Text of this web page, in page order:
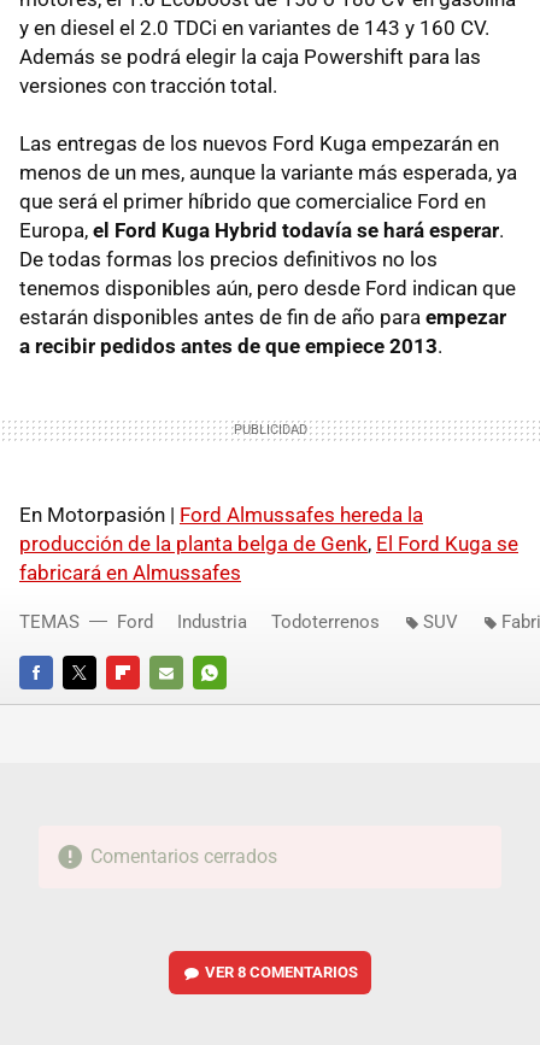
y en diesel el 2.0 TDCi en variantes de 143 y 160 CV.
Además se podrá elegir la caja Powershift para las
versiones con tracción total.
Las entregas de los nuevos Ford Kuga empezarán en
menos de un mes, aunque la variante más esperada, ya
que será el primer híbrido que comercialice Ford en
Europa, el Ford Kuga Hybrid todavía se hará esperar.
De todas formas los precios definitivos no los
tenemos disponibles aún, pero desde Ford indican que
estarán disponibles antes de fin de año para empezar
a recibir pedidos antes de que empiece 2013.
En Motorpasión | Ford Almussafes hereda la
producción de la planta belga de Genk, El Ford Kuga se
fabricará en Almussafes
FACEBOOKTWITTERFLIPBOARD
E-
WHATSAPP
TEMAS Ford Industria Todoterrenos SUV
Comentarios cerrados
VER8 COMENTARIOS